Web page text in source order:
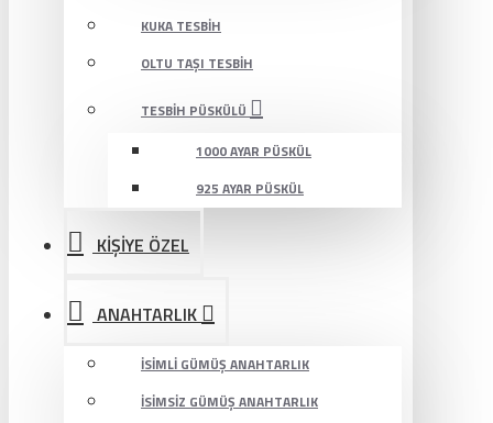
KUKA TESBIH
OLTU TAŞI TESBIH
TESBIH PÜSKÜLÜ
1000 AYAR PÜSKÜL
925 AYAR PÜSKÜL
KİŞİYE ÖZEL
ANAHTARLIK
İSIMLI GÜMÜŞ ANAHTARLIK
İSIMSIZ GÜMÜŞ ANAHTARLIK